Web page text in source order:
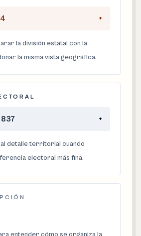
+
la división estatal con la
la misma vista geográfica.
+
detalle territorial cuando
electoral más fina.